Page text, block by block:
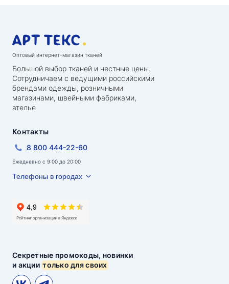
Оптовый интернет-магазин тканей
Большой выбор тканей и честные цены.
Сотрудничаем с ведущими российскими
брендами одежды, розничными
магазинами, швейными фабриками,
ателье
Секретные промокоды, новинки
и акциитолько для своих
Контакты
8 800 444-22-60
Ежедневно с 9:00 до 20:00
Телефоны в городах